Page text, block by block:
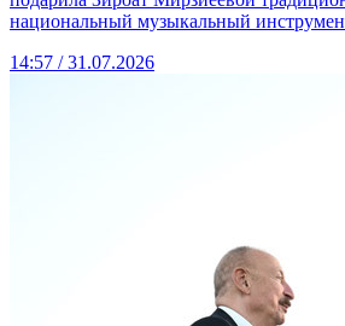
национальный музыкальный
14:57 / 31.07.2026